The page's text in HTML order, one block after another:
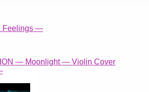
Feelings —
— Moonlight — Violin Cover